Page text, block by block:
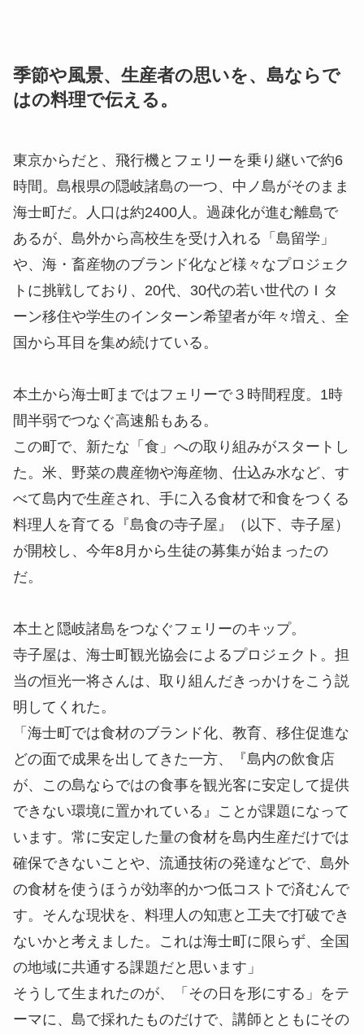
季節や風景、生産者の思いを、島ならで
はの料理で伝える。
東京からだと、飛行機とフェリーを乗り継いで約6
時間。島根県の隠岐諸島の一つ、中ノ島がそのまま
海士町 だ。人口は約2400人。過疎化が進む離島で
あるが、島外から高校生を受け入れる「島留学」
や、海・畜産物のブランド化など様々なプロジェク
トに挑戦しており、20代、30代の若い世代のＩタ
ーン移住や学生のインターン希望者が年々増え、全
国から耳目を集め続けている。
本土から海士町まではフェリーで３時間程度。1時
間半弱でつなぐ高速船もある。
この町で、新たな「食」への取り組みがスタートし
た。米、野菜の農産物や海産物、仕込み水など、す
べて島内で生産され、手に入る食材で和食をつくる
料理人を育てる『島食の寺子屋』（以下、寺子屋）
が開校し、今年8月から生徒の募集が始まったの
だ。
本土と隠岐諸島をつなぐフェリーのキップ。
寺子屋は、海士町観光協会によるプロジェクト。担
当の恒光一将さんは、取り組んだきっかけをこう説
明してくれた。
「海士町では食材のブランド化、教育、移住促進な
どの面で成果を出してきた一方、『島内の飲食店
が、この島ならではの食事を観光客に安定して提供
できない環境に置かれている』ことが課題になって
います。常に安定した量の食材を島内生産だけでは
確保できないことや、流通技術の発達などで、島外
の食材を使うほうが効率的かつ低コストで済むんで
す。そんな現状を、料理人の知恵と工夫で打破でき
ないかと考えました。これは海士町に限らず、全国
の地域に共通する課題だと思います」
そうして生まれたのが、「その日を形にする」をテ
ーマに、島で採れたものだけで、講師とともにその